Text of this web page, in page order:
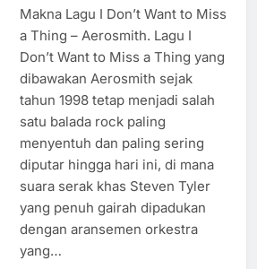
Makna Lagu I Don’t Want to Miss
a Thing – Aerosmith. Lagu I
Don’t Want to Miss a Thing yang
dibawakan Aerosmith sejak
tahun 1998 tetap menjadi salah
satu balada rock paling
menyentuh dan paling sering
diputar hingga hari ini, di mana
suara serak khas Steven Tyler
yang penuh gairah dipadukan
dengan aransemen orkestra
yang…